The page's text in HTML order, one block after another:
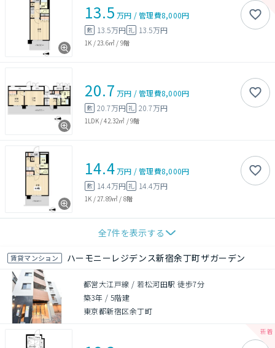
13.5 万円 /管理費8,000円
敷 13.5万円 礼 13.5万円
1K / 23.6㎡ / 9階
20.7 万円 /管理費8,000円
敷 20.7万円 礼 20.7万円
1LDK/42.32㎡ /9階
14.4万円 /管理費8,000円
敷 14.4万円 礼 14.4万円
1K / 27.89㎡ / 8階
全7件を表示する
賃貸マンション ハーモニーレジデンス新宿余丁町ザガーデン
都営大江戸線 / 若松河田駅 徒歩7分
築3年 / 5階建
東京都新宿区余丁町